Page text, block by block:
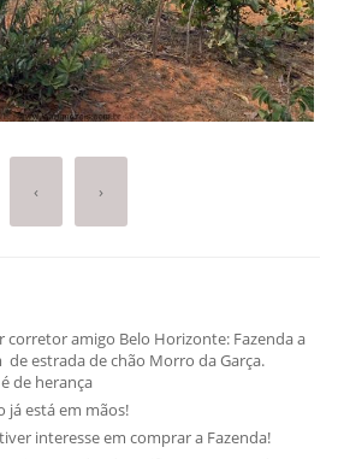
‹ ›
corretor amigo Belo Horizonte: Fazenda a
de estrada de chão Morro da Garça.
de herança
já está em mãos!
interesse em comprar a Fazenda!